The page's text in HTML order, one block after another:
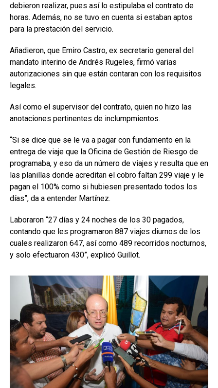
debieron realizar, pues así lo estipulaba el contrato de
horas. Además, no se tuvo en cuenta si estaban aptos
para la prestación del servicio.
Añadieron, que Emiro Castro, ex secretario general del
mandato interino de Andrés Rugeles, firmó varias
autorizaciones sin que están contaran con los requisitos
legales.
Así como el supervisor del contrato, quien no hizo las
anotaciones pertinentes de inclumpmientos.
“Si se dice que se le va a pagar con fundamento en la
entrega de viaje que la Oficina de Gestión de Riesgo de
programaba, y eso da un número de viajes y resulta que en
las planillas donde acreditan el cobro faltan 299 viaje y le
pagan el 100% como si hubiesen presentado todos los
días”, da a entender Martínez.
Laboraron “27 días y 24 noches de los 30 pagados,
contando que les programaron 887 viajes diurnos de los
cuales realizaron 647, así como 489 recorridos nocturnos,
y solo efectuaron 430”, explicó Guillot.